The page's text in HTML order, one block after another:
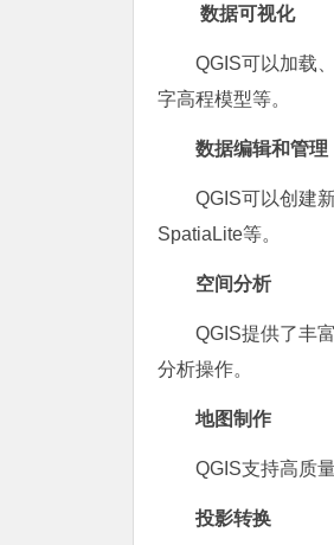
数据可视化
QGIS可以加载
字高程模型等。
数据编辑和管理
QGIS可以创建
SpatiaLite等。
空间分析
QGIS提供了丰
分析操作。
地图制作
QGIS支持高质
投影转换